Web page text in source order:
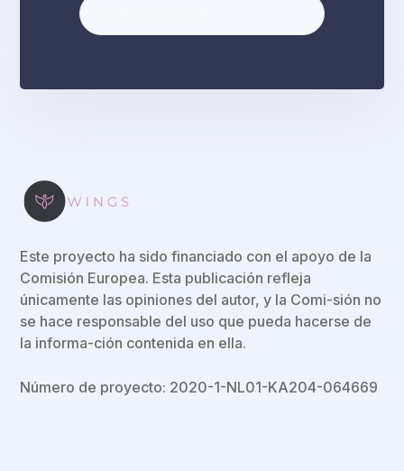
Este proyecto ha sido financiado con el apoyo de la
Comisión Europea. Esta publicación refleja
únicamente las opiniones del autor, y la Comi-sión no
se hace responsable del uso que pueda hacerse de
la informa-ción contenida en ella.
Número de proyecto: 2020-1-NL01-KA204-064669